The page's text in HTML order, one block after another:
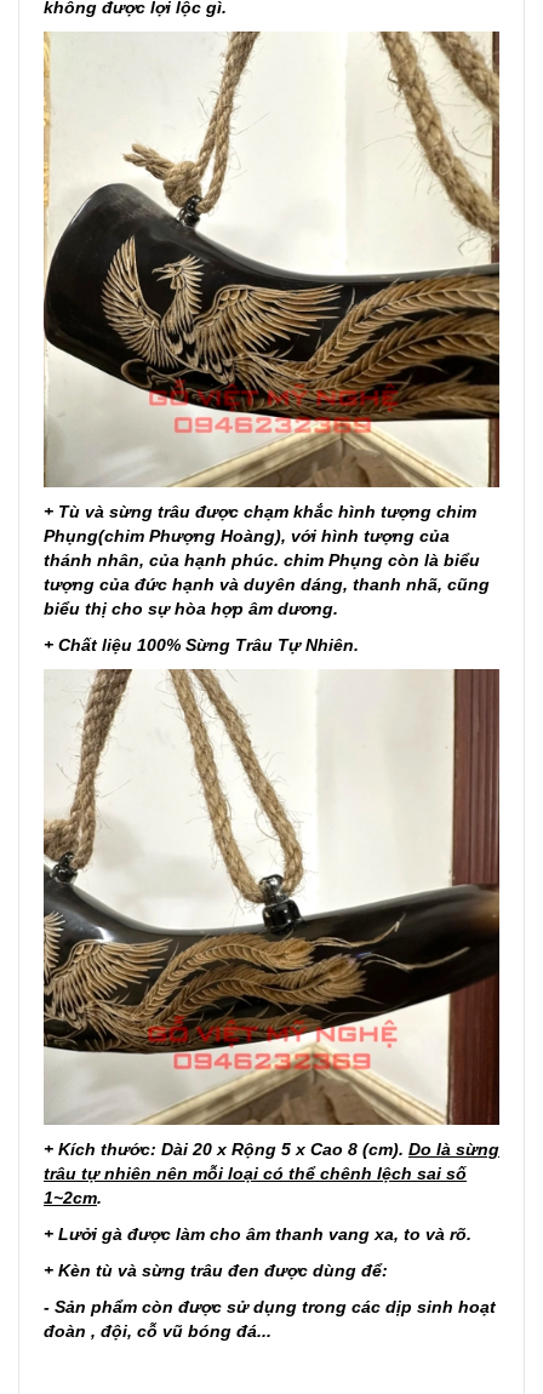
không được lợi lộc gì.
+ Tù và sừng trâu được chạm khắc hình tượng chim
Phụng(chim Phượng Hoàng), với hình tượng của
thánh nhân, của hạnh phúc. chim Phụng còn là biểu
tượng của đức hạnh và duyên dáng, thanh nhã, cũng
biểu thị cho sự hòa hợp âm dương.
+ Chất liệu 100% Sừng Trâu Tự Nhiên.
+ Kích thước: Dài 20 x Rộng 5 x Cao 8 (cm). Do là sừng
trâu tự nhiên nên mỗi loại có thể chênh lệch sai số
1~2cm.
+ Lưởi gà được làm cho âm thanh vang xa, to và rõ.
+ Kèn tù và sừng trâu đen được dùng để:
- Sản phẩm còn được sử dụng trong các dịp sinh hoạt
đoàn , đội, cỗ vũ bóng đá...